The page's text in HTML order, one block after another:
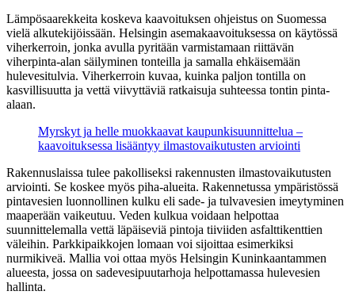
Lämpösaarekkeita koskeva kaavoituksen ohjeistus on Suomessa
vielä alkutekijöissään. Helsingin asemakaavoituksessa on käytössä
viherkerroin, jonka avulla pyritään varmistamaan riittävän
viherpinta-alan säilyminen tonteilla ja samalla ehkäisemään
hulevesitulvia. Viherkerroin kuvaa, kuinka paljon tontilla on
kasvillisuutta ja vettä viivyttäviä ratkaisuja suhteessa tontin pinta-
alaan.
Myrskyt ja helle muokkaavat kaupunkisuunnittelua –
kaavoituksessa lisääntyy ilmastovaikutusten arviointi
Rakennuslaissa tulee pakolliseksi rakennusten ilmastovaikutusten
arviointi. Se koskee myös piha-alueita. Rakennetussa ympäristössä
pintavesien luonnollinen kulku eli sade- ja tulvavesien imeytyminen
maaperään vaikeutuu. Veden kulkua voidaan helpottaa
suunnittelemalla vettä läpäiseviä pintoja tiiviiden asfalttikenttien
väleihin. Parkkipaikkojen lomaan voi sijoittaa esimerkiksi
nurmikiveä. Mallia voi ottaa myös Helsingin Kuninkaantammen
alueesta, jossa on sadevesipuutarhoja helpottamassa hulevesien
hallinta.